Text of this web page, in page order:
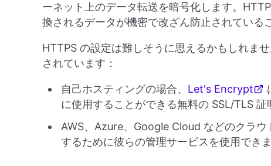
ーネット上のデータ転送を暗号化します。
換されるデータが機密で改ざん防止されている
HTTPS の設定は難しそうに思えるかもしれま
されています：
自己ホスティングの場合、 Let's Encrypt
に使用することができる無料の SSL/TLS 証
AWS、Azure、Google Cloud などのクラ
するために彼らの管理サービスを使用できま